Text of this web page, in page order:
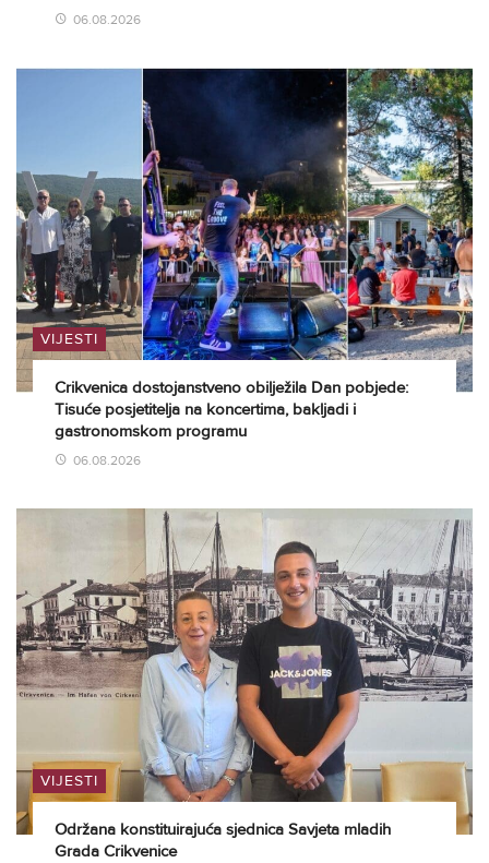
06.08.2026
VIJESTI
Crikvenica dostojanstveno obilježila Dan pobjede:
Tisuće posjetitelja na koncertima, bakljadi i
gastronomskom programu
06.08.2026
VIJESTI
Održana konstituirajuća sjednica Savjeta mladih
Grada Crikvenice